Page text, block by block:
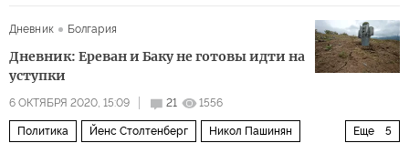
Дневник Болгария
Дневник: Ереван и Баку не готовы идти на
уступки
6 ОКТЯБРЯ 2020, 15:09 21 1556
Еще 5
Политика Йенс Столтенберг Никол Пашинян